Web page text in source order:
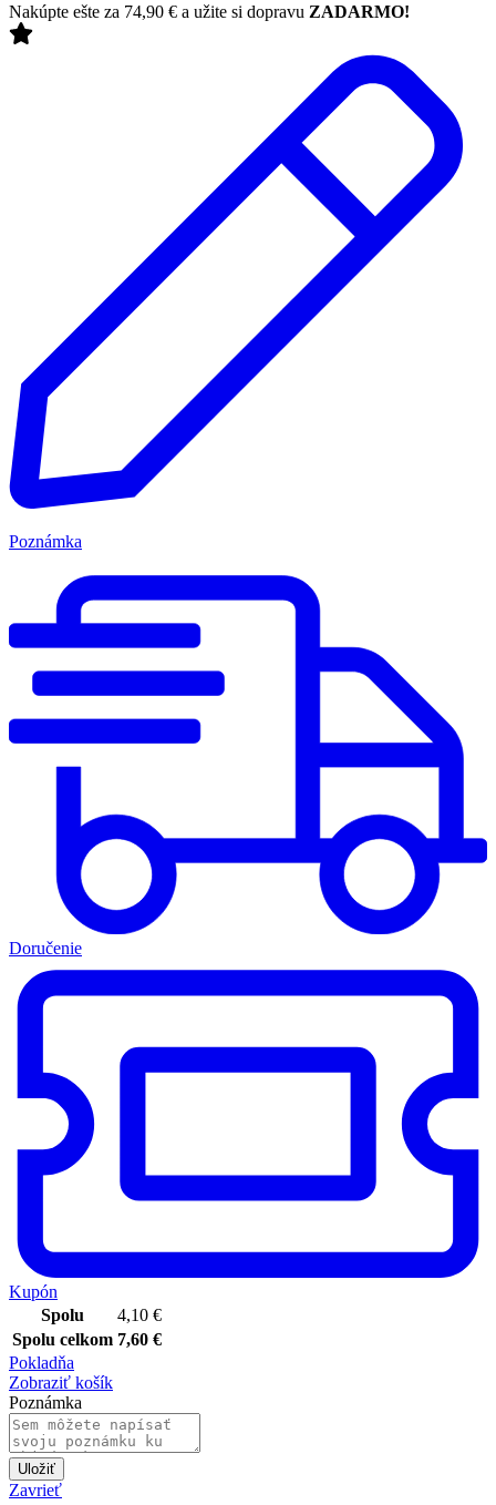
Nakúpte ešte za 74,90 € a užite si dopravu ZADARMO!
Poznámka
Doručenie
Kupón
Spolu
4,10 €
Spolu celkom 7,60 €
Pokladňa
Zobraziť košík
Poznámka
Uložiť
Zavrieť